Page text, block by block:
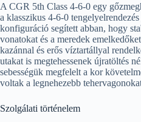
A CGR 5th Class 4-6-0 egy
a klasszikus 4-6-0
konfiguráció segített abban, hogy
vonatokat és a meredek
kazánnal és erős víztartállyal
utakat is megtehessenek újratöltés
sebességük megfelelt a kor
voltak a legnehezebb
Szolgálati történelem